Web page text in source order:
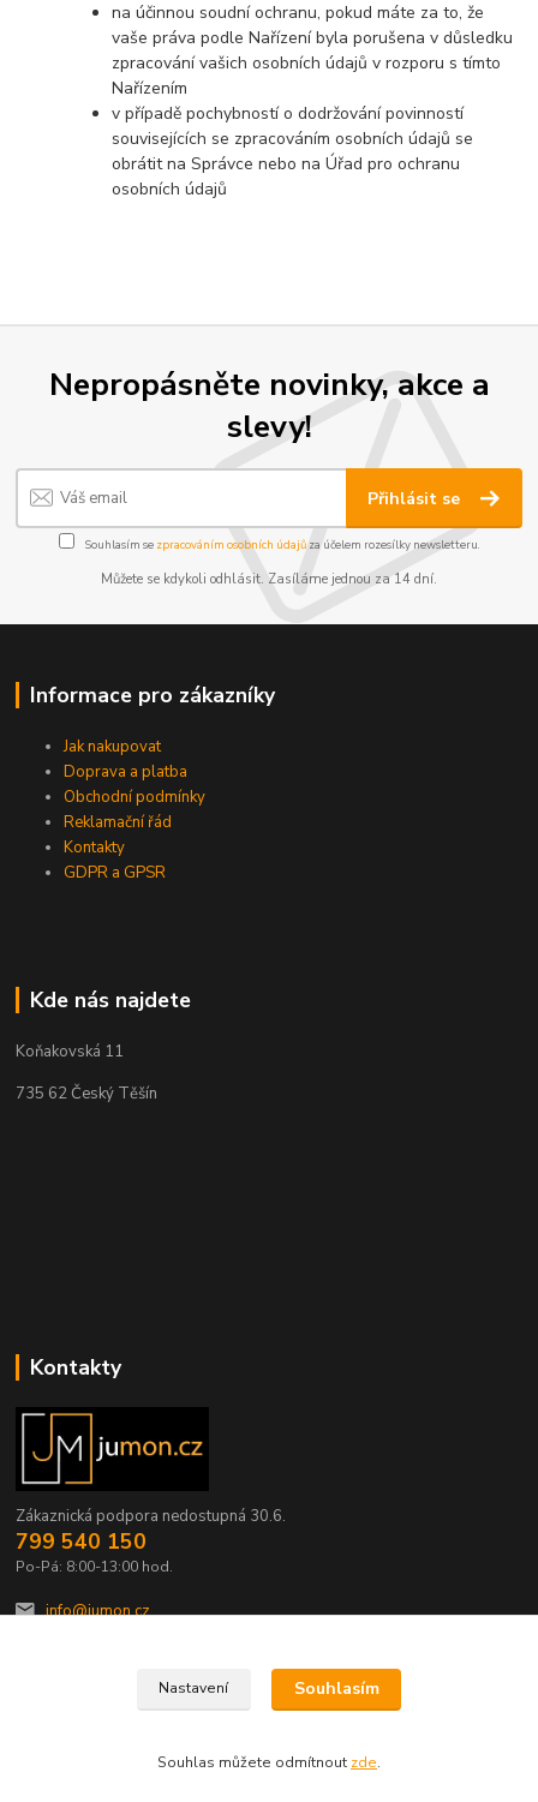
na účinnou soudní ochranu, pokud máte za to, že
vaše práva podle Nařízení byla porušena v důsledku
zpracování vašich osobních údajů v rozporu s tímto
Nařízením
v případě pochybností o dodržování povinností
souvisejících se zpracováním osobních údajů se
obrátit na Správce nebo na Úřad pro ochranu
osobních údajů
Nepropásněte novinky, akce a
slevy!
Přihlásit se
Souhlasím se zpracováním osobních údajůza účelem rozesílky newsletteru.
Můžete se kdykoli odhlásit. Zasíláme jednou za 14 dní.
Informace pro zákazníky
Jak nakupovat
Doprava a platba
Obchodní podmínky
Reklamační řád
Kontakty
GDPR a GPSR
Kde nás najdete
Koňakovská 11
735 62 Český Těšín
Kontakty
Zákaznická podpora nedostupná 30.6.
799 540 150
Po-Pá: 8:00-13:00 hod.
info@jumon.cz
Nastavení Souhlasím
Souhlas můžete odmítnout zde.